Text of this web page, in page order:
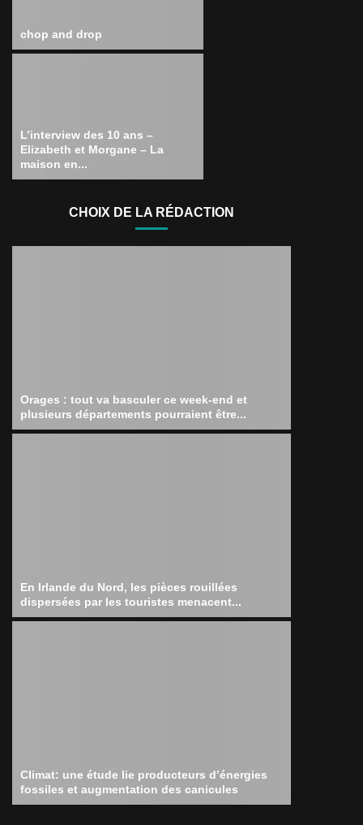
chop and drop
L’interview des 10 ans –
Elizabeth et Morgane – La
maison en...
CHOIX DE LA RÉDACTION
Orages : tout va basculer ce week-end et
plusieurs départements pourraient être...
En Irlande du Nord, les pièces rouillées
dispersées par les touristes menacent...
Climat: une étude lie producteurs d’énergies
fossiles et augmentation des canicules